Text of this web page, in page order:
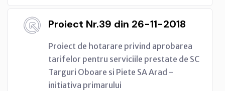
Proiect Nr.39 din 26-11-2018
Proiect de hotarare privind aprobarea
tarifelor pentru serviciile prestate de SC
Targuri Oboare si Piete SA Arad -
initiativa primarului